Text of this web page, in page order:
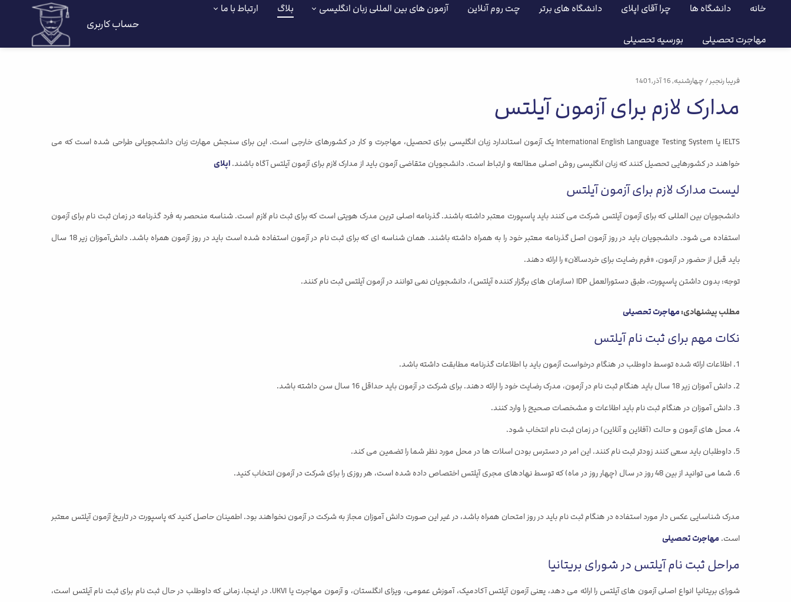
خانه دانشگاه ها چرا آقای اپلای دانشگاه های برتر چت روم آنلاین آزمون های بین المللی زبان انگلیسی بلاگ ارتباط با ما
مهاجرت تحصیلی بورسیه تحصیلی
حساب کاربری
فریبا رنجبر / چهارشنبه, 16 آذر,1401
مدارک لازم برای آزمون آیلتس
IELTS یا International English Language Testing System یک آزمون استاندارد زبان انگلیسی برای تحصیل، مهاجرت و کار در کشورهای خارجی است. این برای سنجش مهارت زبان دانشجویانی طراحی شده است که می
خواهند در کشورهایی تحصیل کنند که زبان انگلیسی روش اصلی مطالعه و ارتباط است. دانشجویان متقاضی آزمون باید از مدارک لازم برای آزمون آیلتس آگاه باشند. اپلای
لیست مدارک لازم برای آزمون آیلتس
دانشجویان بین المللی که برای آزمون آیلتس شرکت می کنند باید پاسپورت معتبر داشته باشند. گذرنامه اصلی ترین مدرک هویتی است که برای ثبت نام لازم است. شناسه منحصر به فرد گذرنامه در زمان ثبت نام برای آزمون
استفاده می شود. دانشجویان باید در روز آزمون اصل گذرنامه معتبر خود را به همراه داشته باشند. همان شناسه ای که برای ثبت نام در آزمون استفاده شده است باید در روز آزمون همراه باشد. دانش‌آموزان زیر 18 سال
باید قبل از حضور در آزمون، «فرم رضایت برای خردسالان» را ارائه دهند.
توجه: بدون داشتن پاسپورت، طبق دستورالعمل IDP (سازمان های برگزار کننده آیلتس)، دانشجویان نمی توانند در آزمون آیلتس ثبت نام کنند.
مطلب پیشنهادی:مهاجرت تحصیلی
نکات مهم برای ثبت نام آیلتس
1. اطلاعات ارائه شده توسط داوطلب در هنگام درخواست آزمون باید با اطلاعات گذرنامه مطابقت داشته باشد.
2. دانش آموزان زیر 18 سال باید هنگام ثبت نام در آزمون، مدرک رضایت خود را ارائه دهند. برای شرکت در آزمون باید حداقل 16 سال سن داشته باشد.
3. دانش آموزان در هنگام ثبت نام باید اطلاعات و مشخصات صحیح را وارد کنند.
4. محل های آزمون و حالت (آفلاین و آنلاین) در زمان ثبت نام انتخاب شود.
5. داوطلبان باید سعی کنند زودتر ثبت نام کنند. این امر در دسترس بودن اسلات ها در محل مورد نظر شما را تضمین می کند.
6. شما می توانید از بین 48 روز در سال (چهار روز در ماه) که توسط نهادهای مجری آیلتس اختصاص داده شده است، هر روزی را برای شرکت در آزمون انتخاب کنید.
مدرک شناسایی عکس دار مورد استفاده در هنگام ثبت نام باید در روز امتحان همراه باشد، در غیر این صورت دانش آموزان مجاز به شرکت در آزمون نخواهند بود. اطمینان حاصل کنید که پاسپورت در تاریخ آزمون آیلتس معتبر
است. مهاجرت تحصیلی
مراحل ثبت نام آیلتس در شورای بریتانیا
شورای بریتانیا انواع اصلی آزمون های آیلتس را ارائه می دهد، یعنی آزمون آیلتس آکادمیک، آموزش عمومی، ویزای انگلستان، و آزمون مهاجرت یا UKVI. در اینجا، زمانی که داوطلب در حال ثبت نام برای ثبت نام آیلتس است،